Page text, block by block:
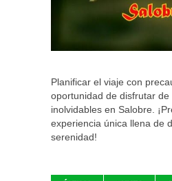
Planificar el viaje con
oportunidad de disfrutar de
inolvidables en Salobre.
experiencia única llena de
serenidad!